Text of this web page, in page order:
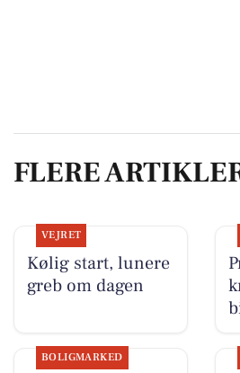
FLERE
VEJRET
Kølig start, lunere
greb om dagen
BOLIGMARKED